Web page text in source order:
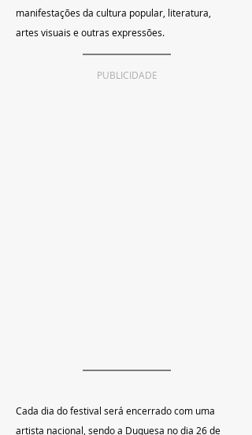
manifestações da cultura popular, literatura,
artes visuais e outras expressões.
PUBLICIDADE
Cada dia do festival será encerrado com uma
artista nacional, sendo a Duquesa no dia 26 de